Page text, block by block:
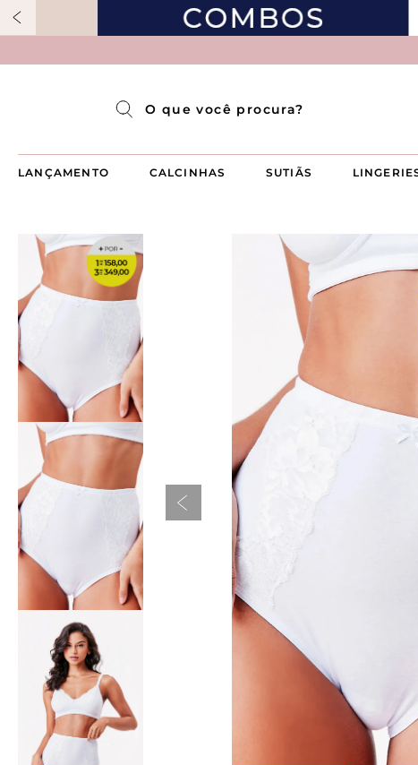
LANÇAMENTO CALCINHAS SUTIÃS
Pijama Longo Americado Aberto Luma
Pijama Capri Aberto
Pijama Curto Aberto